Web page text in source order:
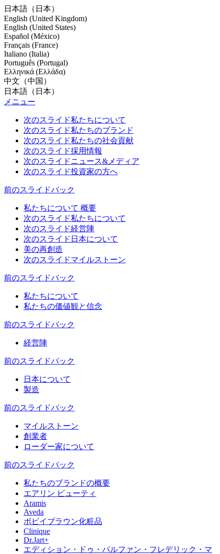
日本語（日本）
English (United Kingdom)
English (United States)
Español (México)
Français (France)
Italiano (Italia)
Português (Portugal)
Ελληνικά (Ελλάδα)
中文（中国）
日本語（日本）
メニュー
次のスライド私たちについて
次のスライド私たちのブランド
次のスライド私たちの社会貢献
次のスライド採用情報
次のスライドニュース&メディア
次のスライド投資家の方へ
前のスライドバック
私たちについて 概要
次のスライド私たちについて
次のスライド経営陣
次のスライド 日本について
美の再創造
次のスライドマイルストーン
前のスライドバック
私たちについて
私たちの価値観と信念
前のスライドバック
経営陣
前のスライドバック
日本について
製造
前のスライドバック
マイルストーン
創業者
ローダー家について
前のスライドバック
私たちのブランドの概要
エアリン ビューティ
Aramis
Aveda
ボビイブラウン化粧品
Clinique
Dr.Jart+
エディション・ドゥ・パルファン・フレデリック・マ